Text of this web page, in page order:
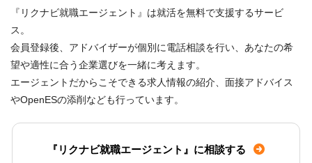
『リクナビ就職エージェント』は就活を無料で支援するサービ
ス。
会員登録後、アドバイザーが個別に電話相談を行い、あなたの希
望や適性に合う企業選びを一緒に考えます。
エージェントだからこそできる求人情報の紹介、面接アドバイス
やOpenESの添削なども行っています。
『リクナビ就職エージェント』に相談する